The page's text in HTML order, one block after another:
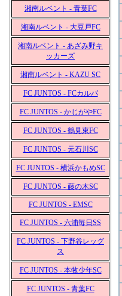
湘南ルベント - 青葉FC
湘南ルベント - 大豆戸FC
湘南ルベント - あざみ野キ
ッカーズ
湘南ルベント - KAZU SC
FC JUNTOS - FCカルパ
FC JUNTOS - かじがやFC
FC JUNTOS - 鶴見東FC
FC JUNTOS - 元石川SC
FC JUNTOS - 横浜かもめSC
FC JUNTOS - 藤の木SC
FC JUNTOS - EMSC
FC JUNTOS - 六浦毎日SS
FC JUNTOS - 下野谷レッグ
ス
FC JUNTOS - 本牧少年SC
FC JUNTOS - 青葉FC